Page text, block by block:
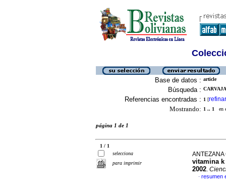
Base de datos : article
Búsqueda :
Referencias encontradas : 1 [refinar
Mostrando: 1 .. 1 en
página 1 de 1
1 / 1
selecciona
para imprimir
vitamina
2002.
· resumen